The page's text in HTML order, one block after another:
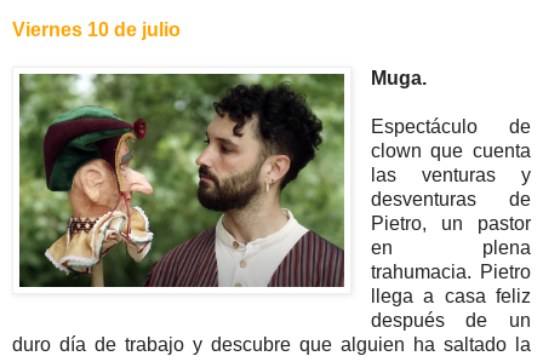
Viernes 10 de julio
Muga.
Espectáculo de
clown que cuenta
las venturas y
desventuras de
Pietro, un pastor
en plena
trahumacia. Pietro
llega a casa feliz
después de un
duro día de trabajo y descubre que alguien ha saltado la